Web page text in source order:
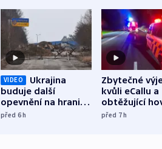
VIDEO
Ukrajina
buduje další
opevnění na hranici
s Běloruskem
před 6h
Zbytečné
kvůli eCallu a
obtěžující
zdržují
před 7h